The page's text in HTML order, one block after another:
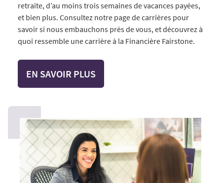
retraite, d’au moins trois semaines de vacances payées,
et bien plus. Consultez notre page de carrières pour
savoir si nous embauchons près de vous, et découvrez à
quoi ressemble une carrière à la Financière Fairstone.
EN SAVOIR PLUS